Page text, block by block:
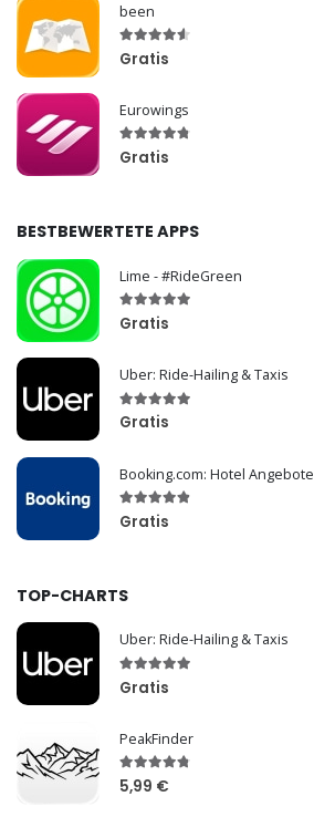
been
Gratis
Eurowings
Gratis
BESTBEWERTETE APPS
Lime - #RideGreen
Gratis
Uber: Ride-Hailing & Taxis
Gratis
Booking.com: Hotel Angebote
Gratis
TOP-CHARTS
Uber: Ride-Hailing & Taxis
Gratis
PeakFinder
5,99 €